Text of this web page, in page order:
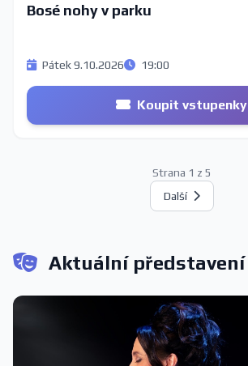
Bosé nohy v parku
Pátek 9.10.2026 19:00
Koupit vstupenky
Strana 1 z 5
Další
Aktuální představení